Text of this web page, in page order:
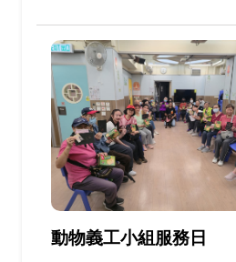
動物義工小組服務日